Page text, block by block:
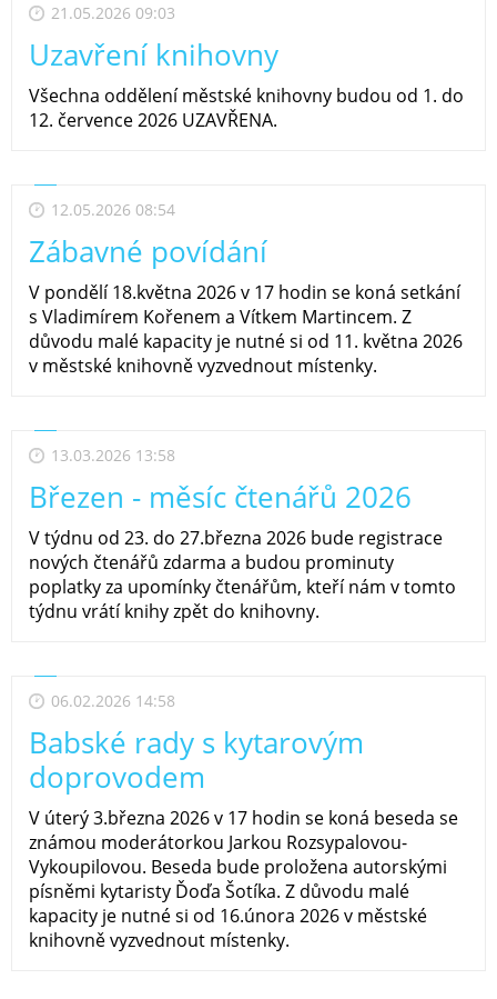
21.05.2026 09:03
Uzavření knihovny
Všechna oddělení městské knihovny budou od 1. do
12. července 2026 UZAVŘENA.
12.05.2026 08:54
Zábavné povídání
V pondělí 18.května 2026 v 17 hodin se koná setkání
s Vladimírem Kořenem a Vítkem Martincem. Z
důvodu malé kapacity je nutné si od 11. května 2026
v městské knihovně vyzvednout místenky.
13.03.2026 13:58
Březen - měsíc čtenářů 2026
V týdnu od 23. do 27.března 2026 bude registrace
nových čtenářů zdarma a budou prominuty
poplatky za upomínky čtenářům, kteří nám v tomto
týdnu vrátí knihy zpět do knihovny.
06.02.2026 14:58
Babské rady s kytarovým
doprovodem
V úterý 3.března 2026 v 17 hodin se koná beseda se
známou moderátorkou Jarkou Rozsypalovou-
Vykoupilovou. Beseda bude proložena autorskými
písněmi kytaristy Ďoďa Šotíka. Z důvodu malé
kapacity je nutné si od 16.února 2026 v městské
knihovně vyzvednout místenky.